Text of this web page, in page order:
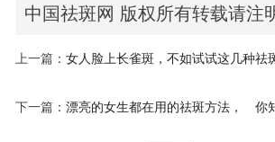
中国祛斑网 版权所有转载请注
上一篇： 女人脸上长雀斑，不如试试这几种祛
下一篇： 漂亮的女生都在用的祛斑方法， 你